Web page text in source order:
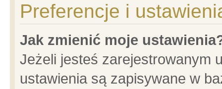
Preferencje i
Jak zmienić moje
Jeżeli jesteś zarejestrowanym
ustawienia są zapisywane w